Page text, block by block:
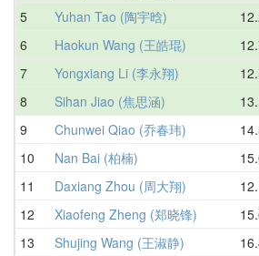
5 Yuhan Tao (陶宇晗)
6 Haokun Wang (王皓琨)
7 Yongxiang Li (李永翔)
8 Sihan Jiao (焦思涵)
9 Chunwei Qiao (乔春玮)
10 Nan Bai (柏楠)
11 Daxiang Zhou (周大翔)
12 Xiaofeng Zheng (郑晓锋)
13 Shujing Wang (王淑静)